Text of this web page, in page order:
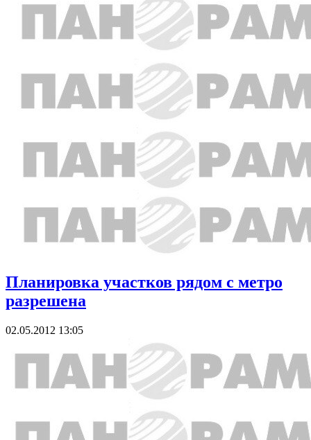
Планировка участков рядом с метро
разрешена
02.05.2012 13:05